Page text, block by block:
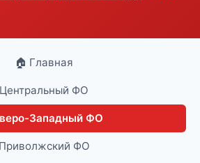
🏠 Главная
Центральный ФО
Западный ФО
Приволжский ФО